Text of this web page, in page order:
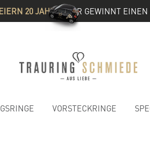
20 JAHRE& IHR GEWINNT EINEN
VORSTECKRINGE